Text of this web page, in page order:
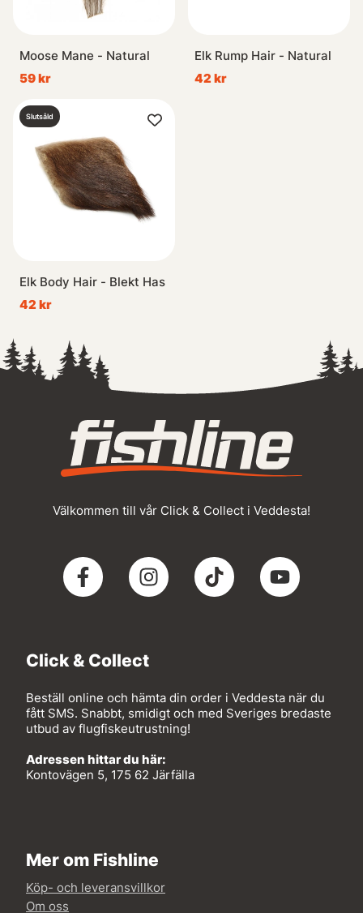
Moose Mane - Natural
59 kr
Elk Rump Hair - Natural
42 kr
Slutsåld
Elk Body Hair - Blekt Has
42 kr
Välkommen till vår Click & Collect i Veddesta!
Click & Collect
Beställ online och hämta din order i Veddesta när du
fått SMS. Snabbt, smidigt och med Sveriges bredaste
utbud av flugfiskeutrustning!
Adressen hittar du här:
Kontovägen 5, 175 62 Järfälla
Mer om Fishline
Köp- och leveransvillkor
Om oss